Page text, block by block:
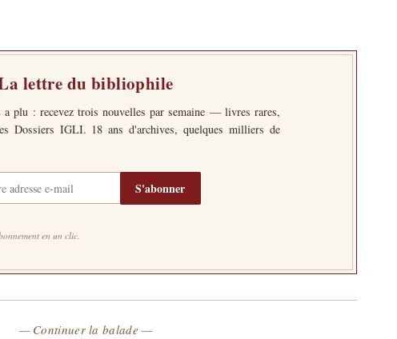
lettre du bibliophile
a plu : recevez trois nouvelles par semaine — livres rares,
Dossiers IGLI. 18 ans d'archives, quelques milliers de
S'abonner
en un clic.
— Continuer la balade —